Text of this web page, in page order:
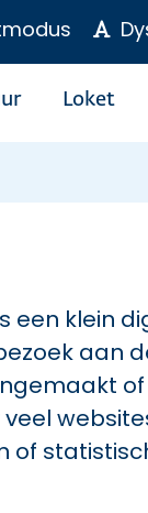
Loket
een klein
aan
of